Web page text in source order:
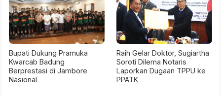
Bupati Dukung Pramuka
Kwarcab Badung
Berprestasi di Jambore
Nasional
Raih Gelar Doktor, Sugiartha
Soroti Dilema Notaris
Laporkan Dugaan TPPU ke
PPATK